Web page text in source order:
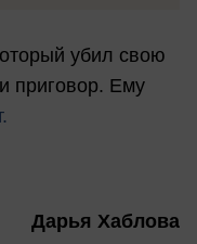
убил свою
приговор. Ему
Дарья Хаблова